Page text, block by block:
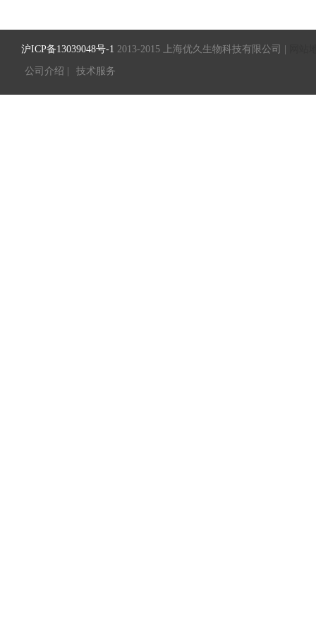
沪ICP备13039048号-1 2013-2015 上海优久生物科技有限公司 |
公司介绍 | 技术服务